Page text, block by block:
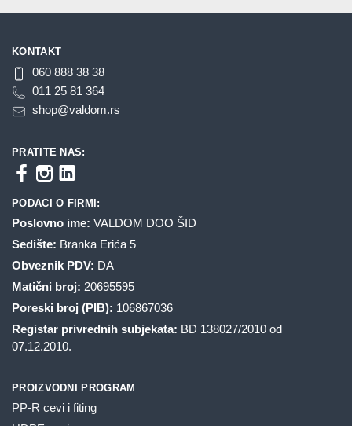
KONTAKT
060 888 38 38
011 25 81 364
shop@valdom.rs
PRATITE NAS:
PODACI O FIRMI:
Poslovno ime: VALDOM DOO ŠID
Sedište: Branka Erića 5
Obveznik PDV: DA
Matični broj: 20695595
Poreski broj (PIB): 106867036
Registar privrednih subjekata: BD 138027/2010 od
07.12.2010.
PROIZVODNI PROGRAM
PP-R cevi i fiting